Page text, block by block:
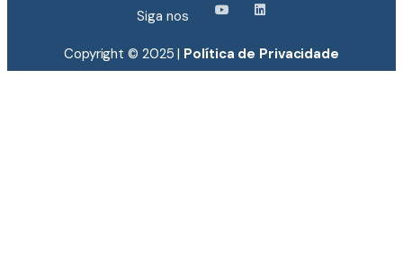
Copyright © 2025 | Política de Privacidade
Siga nos